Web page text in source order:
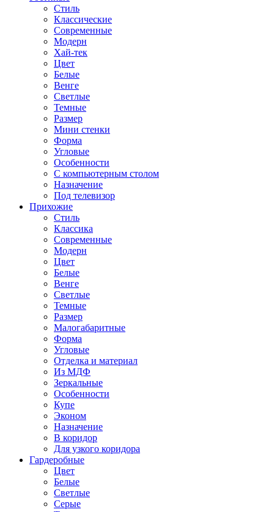
Стиль
Классические
Современные
Модерн
Хай-тек
Цвет
Белые
Венге
Светлые
Темные
Размер
Мини стенки
Форма
Угловые
Особенности
С компьютерным столом
Назначение
Под телевизор
Прихожие
Стиль
Классика
Современные
Модерн
Цвет
Белые
Венге
Светлые
Темные
Размер
Малогабаритные
Форма
Угловые
Отделка и материал
Из МДФ
Зеркальные
Особенности
Купе
Эконом
Назначение
В коридор
Для узкого коридора
Гардеробные
Цвет
Белые
Светлые
Серые